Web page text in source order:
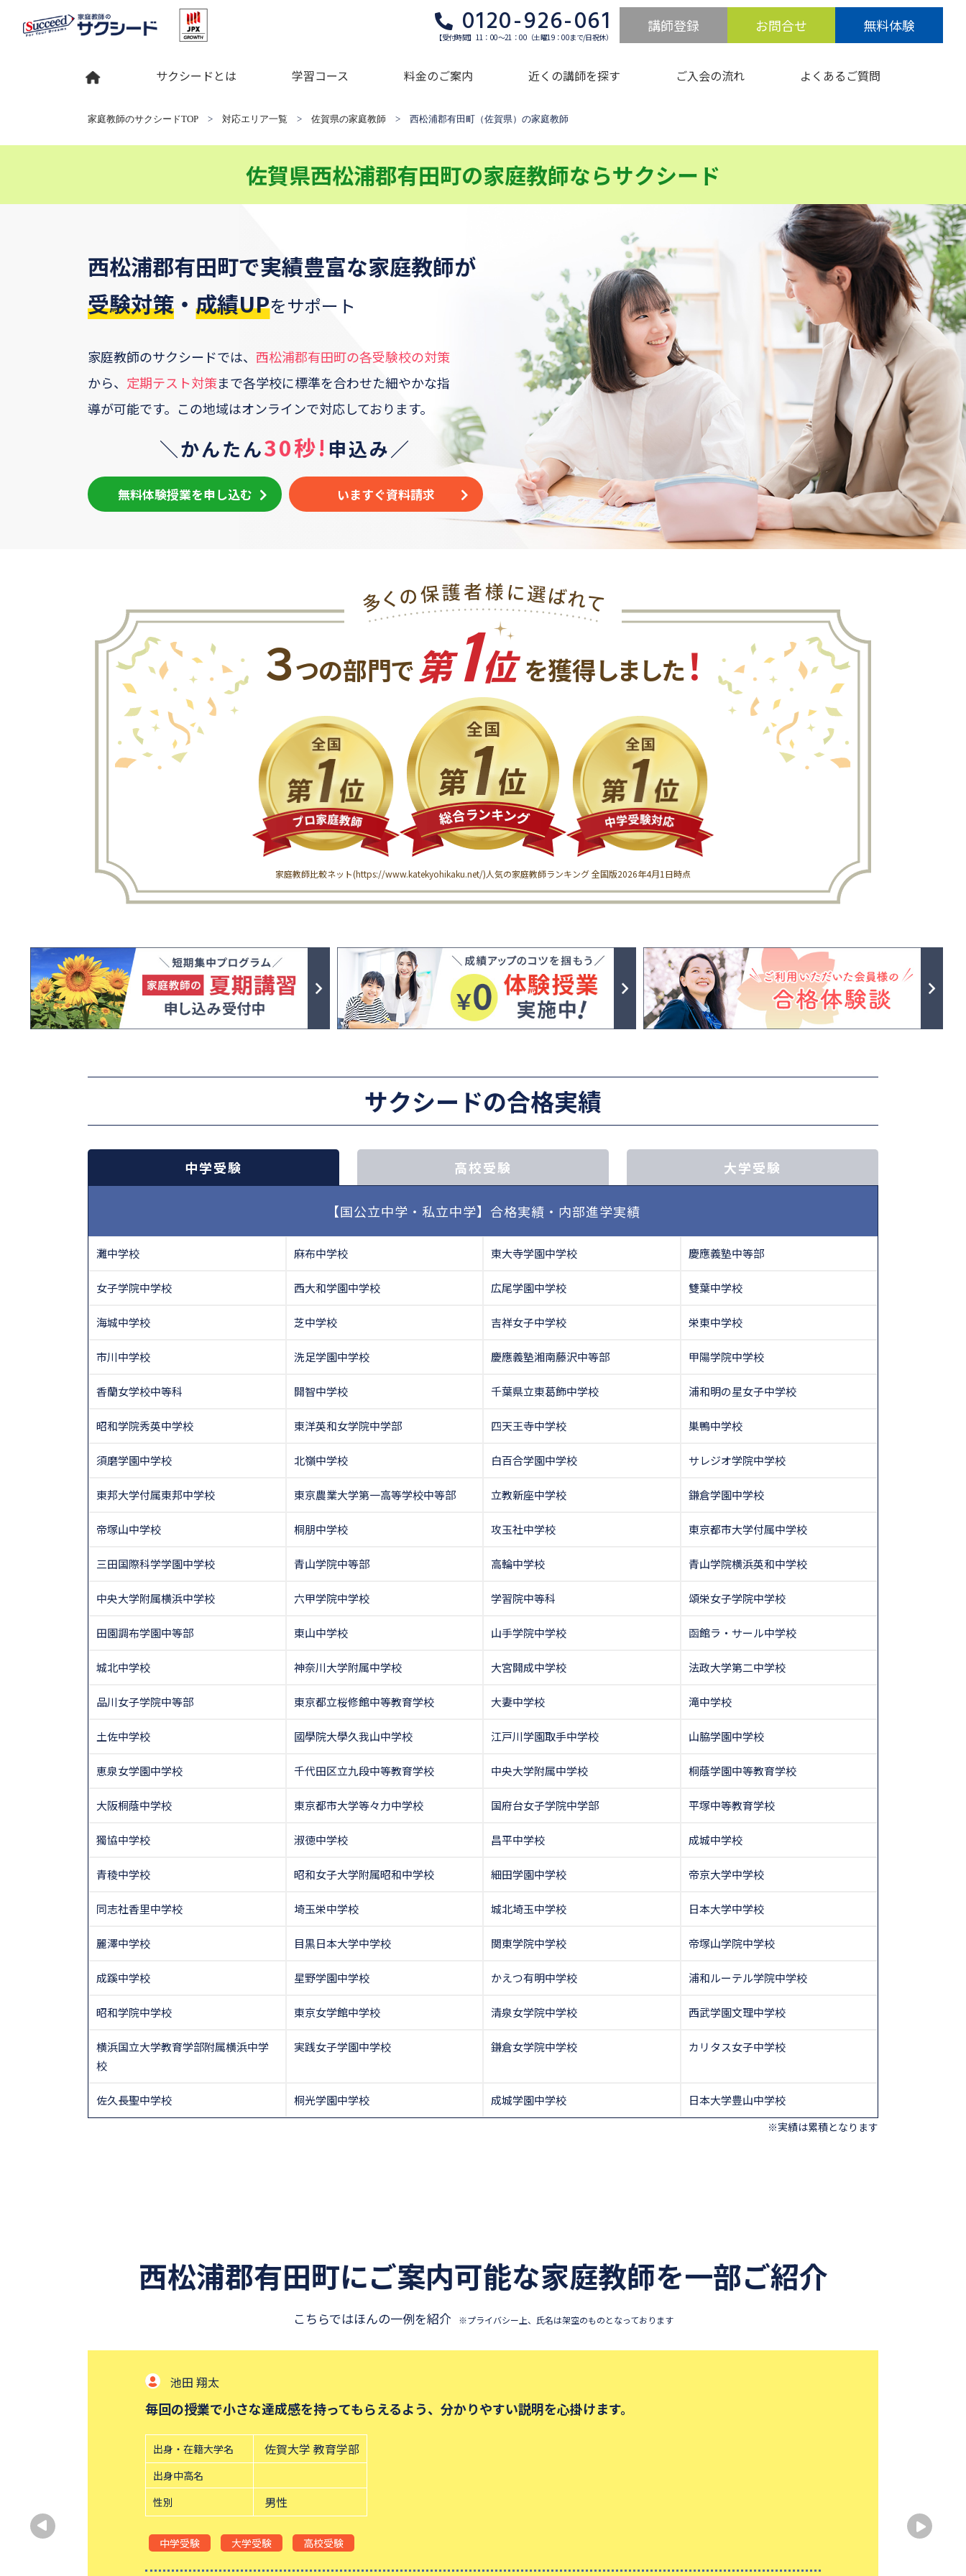
0120-926-061
【受付時間】11：00～21：00（土曜19：00まで/日祝休）
講師登録 お問合せ 無料体験
サクシードとは 学習コース 料金のご案内 近くの講師を探す ご入会の流れ よくあるご質問
家庭教師のサクシードTOP > 対応エリア一覧 > 佐賀県の家庭教師 > 西松浦郡有田町（佐賀県）の家庭教師
佐賀県西松浦郡有田町の家庭教師ならサクシード
西松浦郡有田町で実績豊富な家庭教師が
受験対策 ・ 成績UPをサポート
家庭教師のサクシードでは、 西松浦郡有田町の各受験校の対策
から、 定期テスト対策まで各学校に標準を合わせた細やかな指
導が可能です。 この地域はオンラインで対応しております。
＼かんたん30秒! 申込み／
無料体験授業を申し込む いますぐ資料請求
３つの部門で 第1位を獲得しました ！
家庭教師比較ネット(https://www.katekyohikaku.net/)人気の家庭教師ランキング 全国版2026年4月1日時点
サクシードの合格実績
中学受験 高校受験 大学受験
【国公立中学・私立中学】合格実績・内部進学実績
灘中学校 麻布中学校 東大寺学園中学校 慶應義塾中等部
女子学院中学校 西大和学園中学校 広尾学園中学校 雙葉中学校
海城中学校 芝中学校 吉祥女子中学校 栄東中学校
市川中学校 洗足学園中学校 慶應義塾湘南藤沢中等部 甲陽学院中学校
香蘭女学校中等科 開智中学校 千葉県立東葛飾中学校 浦和明の星女子中学校
昭和学院秀英中学校 東洋英和女学院中学部 四天王寺中学校 巣鴨中学校
須磨学園中学校 北嶺中学校 白百合学園中学校 サレジオ学院中学校
東邦大学付属東邦中学校 東京農業大学第一高等学校中等部 立教新座中学校 鎌倉学園中学校
帝塚山中学校 桐朋中学校 攻玉社中学校 東京都市大学付属中学校
三田国際科学学園中学校 青山学院中等部 高輪中学校 青山学院横浜英和中学校
中央大学附属横浜中学校 六甲学院中学校 学習院中等科 頌栄女子学院中学校
田園調布学園中等部 東山中学校 山手学院中学校 函館ラ・サール中学校
城北中学校 神奈川大学附属中学校 大宮開成中学校 法政大学第二中学校
品川女子学院中等部 東京都立桜修館中等教育学校 大妻中学校 滝中学校
土佐中学校 國學院大學久我山中学校 江戸川学園取手中学校 山脇学園中学校
恵泉女学園中学校 千代田区立九段中等教育学校 中央大学附属中学校 桐蔭学園中等教育学校
大阪桐蔭中学校 東京都市大学等々力中学校 国府台女子学院中学部 平塚中等教育学校
獨協中学校 淑徳中学校 昌平中学校 成城中学校
青稜中学校 昭和女子大学附属昭和中学校 細田学園中学校 帝京大学中学校
同志社香里中学校 埼玉栄中学校 城北埼玉中学校 日本大学中学校
麗澤中学校 目黒日本大学中学校 関東学院中学校 帝塚山学院中学校
成蹊中学校 星野学園中学校 かえつ有明中学校 浦和ルーテル学院中学校
昭和学院中学校 東京女学館中学校 清泉女学院中学校 西武学園文理中学校
横浜国立大学教育学部附属横浜中学
校
実践女子学園中学校 鎌倉女学院中学校 カリタス女子中学校
佐久長聖中学校 桐光学園中学校 成城学園中学校 日本大学豊山中学校
※実績は累積となります
西松浦郡有田町にご案内可能な家庭教師を一部ご紹介
こちらではほんの一例を紹介 ※プライバシー上、氏名は架空のものとなっております
池田 翔太
毎回の授業で小さな達成感を持ってもらえるよう、分かりやすい説明を心掛けます。
出身・在籍大学名 佐賀大学 教育学部
出身中高名
性別
男性
中学受験 大学受験 高校受験